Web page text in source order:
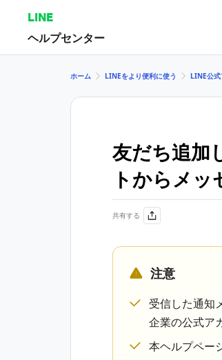
LINE
ヘルプセンター
ホーム LINEをより便利に使う LINE公式
友だち追加
トからメッ
共有する
注意
受信した通知
企業の公式ア
本ヘルプペー